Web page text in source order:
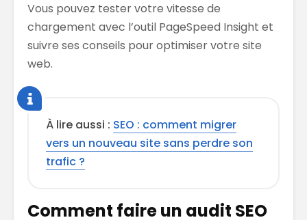
Vous pouvez tester votre vitesse de
chargement avec l’outil PageSpeed Insight et
suivre ses conseils pour optimiser votre site
web.
À lire aussi : SEO : comment migrer
vers un nouveau site sans perdre son
trafic ?
Comment faire un audit SEO